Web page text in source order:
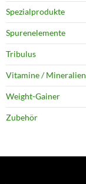
Spezialprodukte
Spurenelemente
Tribulus
Vitamine / Mineralien
Weight-Gainer
Zubehör